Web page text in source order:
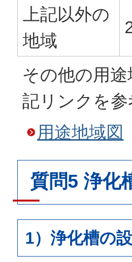
上記以外の
地域
その他の用
記リンクを
用途地域図
質問5 浄化
1）浄化槽の